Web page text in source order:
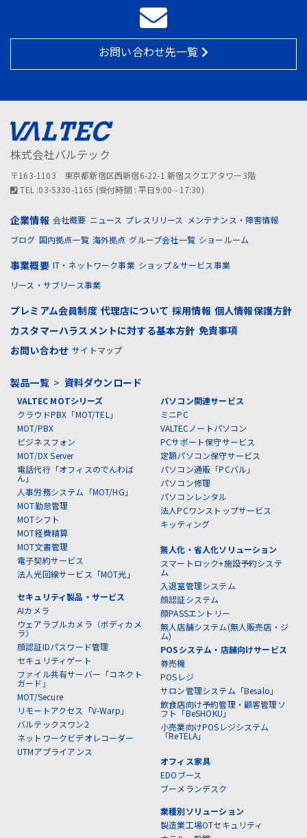
お問い合わせ先一覧
株式会社バルテック
〒163-1103 東京都新宿区西新宿6-22-1 新宿スクエアタワー3階
TEL :03-5330-1165 (受付時間 : 平日9:00∼17:30)
企業情報 会社概要 ニュース プレスリリース
メンテナンス・障害情報
ブログ 国内拠点一覧 海外拠点 グループ会社一覧 ショールーム
事業概要 IT・ネットワーク事業 ショップ＆サービス事業
リース・サブリース事業
プレミアム会員制度 代理店について 採用情報 個人情報保護方針
カスタマーハラスメントに対する基本方針 免責事項
お問い合わせ サイトマップ
製品一覧> 資料ダウンロード
VALTEC MOTシリーズ
クラウドPBX「MOT/TEL」
MOT/PBX
ビジネスフォン
MOT/DX Server
電話代行「オフィスのでんわば
ん」
人事労務システム「MOT/HG」
MOT勤怠管理
MOTシフト
MOT経費精算
MOT文書管理
電子契約サービス
法人光回線サービス「MOT光」
セキュリティ製品・サービス
AIカメラ
ウェアラブルカメラ（ボディカメ
ラ）
顔認証IDパスワード管理
セキュリティゲート
ファイル共有サーバー「コネクト
ガード」
MOT/Secure
リモートアクセス「V-Warp」
バルテックスワン2
ネットワークビデオレコーダー
UTMアプライアンス
パソコン関連サービス
ミニPC
VALTECノートパソコン
PCサポート保守サービス
定額パソコン保守サービス
パソコン通販「PCバル」
パソコン修理
パソコンレンタル
法人PCワンストップサービス
キッティング
無人化・省人化ソリューション
スマートロック+施設予約システ
ム
入退室管理システム
顔認証システム
顔PASSエントリー
無人店舗システム(無人販売店・ジ
ム)
POSシステム・店舗向けサービス
券売機
POSレジ
サロン管理システム「Besalo」
飲食店向け予約管理・顧客管理ソ
フト「BeSHOKU」
小売業向けPOSレジシステム
「ReTELA」
オフィス家具
EDOブース
ブーメランデスク
業種別ソリューション
製造業工場OTセキュリティ